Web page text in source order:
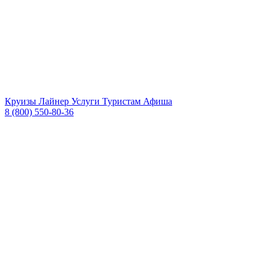
Круизы Лайнер Услуги Туристам Афиша
8 (800) 550-80-36